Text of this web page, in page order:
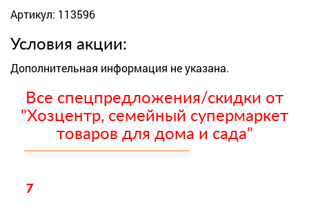
Артикул: 113596
Условия акции:
Дополнительная информация не указана.
Все спецпредложения/скидки от
"Хозцентр, семейный супермаркет
товаров для дома и сада"
7